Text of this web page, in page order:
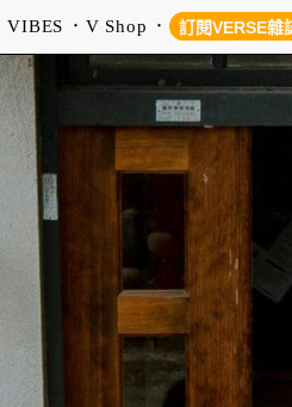
VIBES V Shop 訂閱VERSE雜